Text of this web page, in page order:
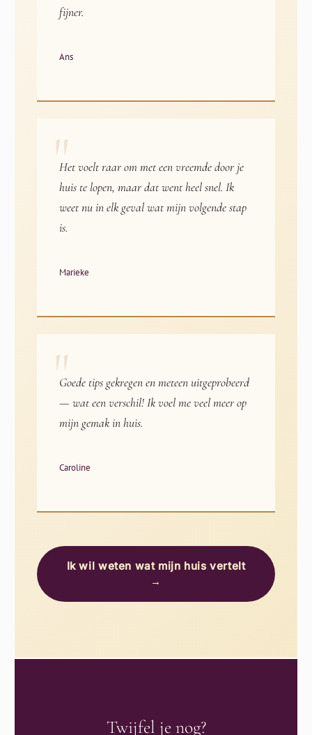
fijner.
Ans
"
Het voelt raar om met een vreemde door je
huis te lopen, maar dat went heel snel. Ik
weet nu in elk geval wat mijn volgende stap
is.
Marieke
"
Goede tips gekregen en meteen uitgeprobeerd
— wat een verschil! Ik voel me veel meer op
mijn gemak in huis.
Caroline
Ik wil weten wat mijn huis vertelt
→
Twijfel je nog?